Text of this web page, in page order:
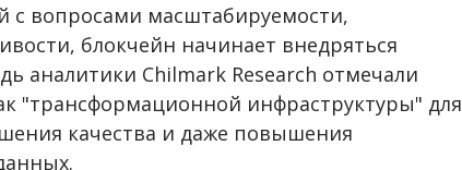
с вопросами масштабируемости,
блокчейн начинает внедряться
аналитики Chilmark Research отмечали
"трансформационной инфраструктуры" для
качества и даже повышения